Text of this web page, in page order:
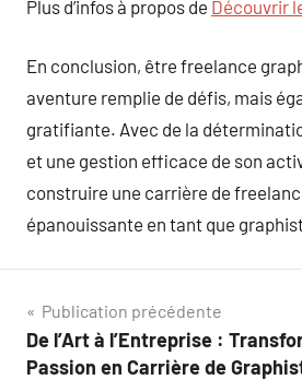
Plus d’infos à propos de Découvrir
En conclusion, être freelance
aventure remplie de défis, mais
gratifiante. Avec de la
et une gestion efficace de son
construire une carrière de
épanouissante en tant que
Navigation
de
Publication précédente
De l’Art à l’Entreprise :
Passion en Carrière de